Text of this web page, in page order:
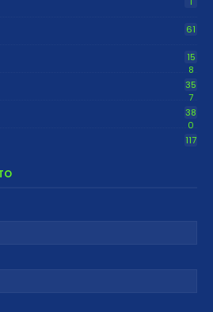
61
15
8
35
7
38
0
117